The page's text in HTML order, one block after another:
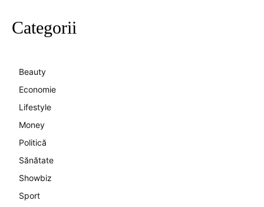
Categorii
Beauty
Economie
Lifestyle
Money
Politică
Sănătate
Showbiz
Sport